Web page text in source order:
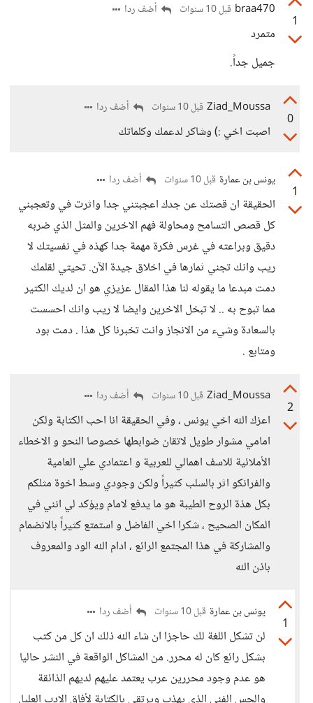
1
braa470 قبل 10 سنوات أضف ردا
متمرد
جميل جداً.
0
Ziad_Moussa قبل 10 سنوات أضف ردا
اصبت اخي :) وشاكر لدعمك وكلماتك
1
يونس بن عمارة قبل 10 سنوات أضف ردا
الحقيقة ان قصتك عن جدك اعجبتني جدا واثرت في وتعجبني
كل قصص التسامح ومحاولة فهم الاخرين والمثل الذي ضربه
دقيق وبراعته في غرس فكرة مهمة جدا كهذه في نفسيتك لا
ريب وانك تجني ثمارها في اخلاق جيدة الآن. تحيتي لقلمك
دمت مبدعا ما يقوله لنا هذا المقال عزيزي هو ان لديك الكثير
مما تبوح به .. لا تبخل الاخرين وايضا لا ريب وانك احسست
بالسعادة وشيء من الانجاز وانت تخبرنا كل هذا . دمت بود
ومتابع .
2
Ziad_Moussa قبل 10 سنوات أضف ردا
اعزك الله اخي يونس ، وفي الحقيقة انا احب الكتابة ولكن
امامي مشوار طويل لاتقان ضوابطها خصوصا النحو و الاخطاء
الأملائية للاسف اهمالي للعربية و اعتمادي علي العامية
والفرانكو اثر بالسلب كثيراً ولكن وجودي وسط اخوة مثلكم
بكل هذة الروح الطيبة هو ما يدفع لامام ويؤكد لي انني في
المكان الصحيح ، شكرا اخي الفاضل و استمتع كثيراً بالانضمام
والمشاركة في هذا المجتمع الرائع ، ادام الله الود والمعروف
باذن الله
1
يونس بن عمارة قبل 10 سنوات أضف ردا
لن تشكل اللغة لك حاجزا ان شاء الله ذلك ان كل من كتب
بشكل رائع كان له محرر. من المشاكل الواقعة في النشر حاليا
هو عدم وجود محررين عرب يعتمد عليهم لديهم الذائقة